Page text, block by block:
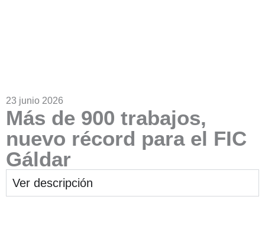
23 junio 2026
Más de 900 trabajos,
nuevo récord para el FIC
Gáldar
Ver descripción